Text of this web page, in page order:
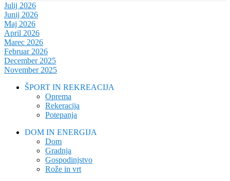
Julij 2026
Junij 2026
Maj 2026
April 2026
Marec 2026
Februar 2026
December 2025
November 2025
ŠPORT IN REKREACIJA
Oprema
Rekeracija
Potepanja
DOM IN ENERGIJA
Dom
Gradnja
Gospodinjstvo
Rože in vrt